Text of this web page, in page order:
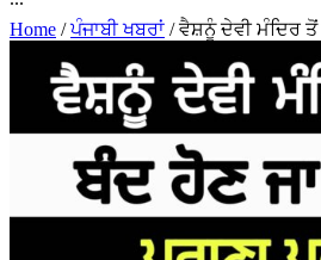
Home / ਪੰਜਾਬੀ ਖਬਰਾਂ / ਵੈਸ਼ਨੂੰ ਦੇਵੀ ਮੰਦਿਰ